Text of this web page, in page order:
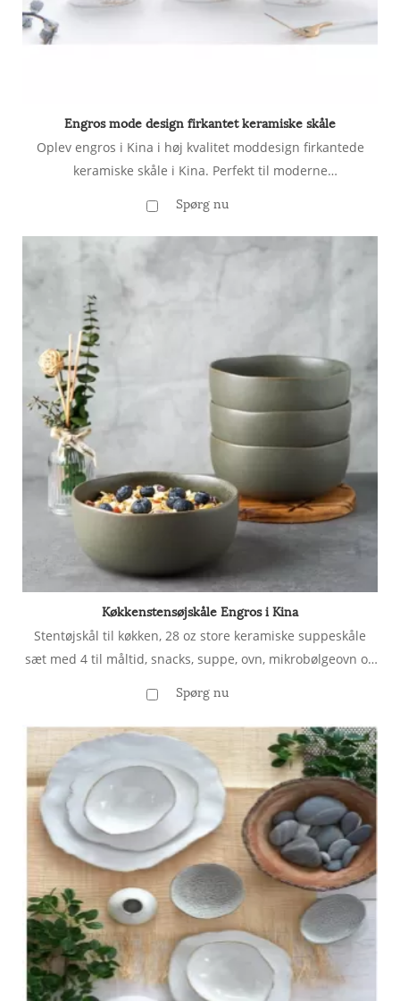
Engros mode design firkantet keramiske skåle
Oplev engros i Kina i høj kvalitet moddesign firkantede
keramiske skåle i Kina. Perfekt til moderne
kombinerer holdbarhed med et moderne design. Bestil i
bulk i dag fra Linkbridge Ceramics!
Spørg nu
Køkkenstensøjskåle Engros i Kina
Stentøjskål til køkken, 28 oz store keramiske suppeskåle
sæt med 4 til måltid, snacks, suppe, ovn, mikrobølgeovn og
glasur mat
Spørg nu